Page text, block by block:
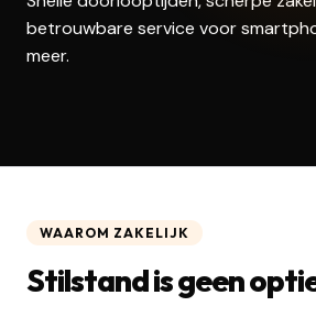
betrouwbare service voor
meer.
WAAROM ZAKELIJK
Stilstand is geen